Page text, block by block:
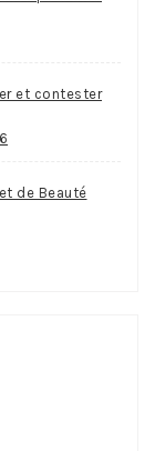
et contester
de Beauté